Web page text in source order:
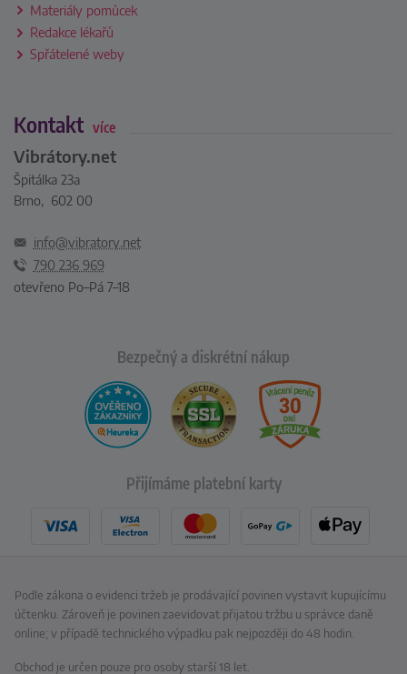
Materiály pomůcek
Redakce lékařů
Spřátelené weby
Kontakt více
Vibrátory.net
Špitálka 23a
Brno, 602 00
info@vibratory.net
790 236 969
otevřeno Po–Pá 7–18
Bezpečný a diskrétní nákup
Přijímáme platební karty
Obchod je určen pouze pro osoby starší 18 let.
Podle zákona o evidenci tržeb je prodávající povinen vystavit kupujícímu
účtenku. Zároveň je povinen zaevidovat přijatou tržbu u správce daně
online; v případě technického výpadku pak nejpozději do 48 hodin.